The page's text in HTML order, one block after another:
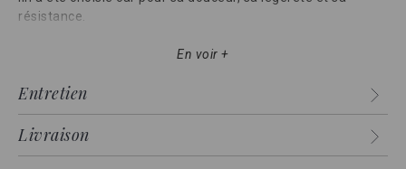
résistance.
Ce lin lavé a été délicatement assoupli par une étape de
légèrement froissé. Autre avantage,
repassage !
En voir +
Entretien
Livraison